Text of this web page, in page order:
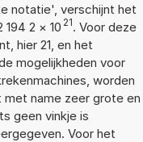
notatie', verschijnt het
194 2 × 10 21. Voor deze
hier 21, en het
mogelijkheden voor
worden
met name zeer grote en
geen vinkje is
Voor het